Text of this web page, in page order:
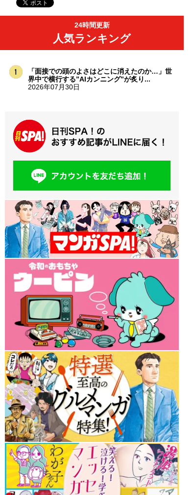
24時間更新
人気ランキング
「面接での頭のよさはどこに消えたのか…」世
界中で横行する”AIカンニング”が炙り...
2026年07月30日